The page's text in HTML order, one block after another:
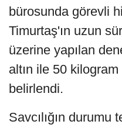
bürosunda görevli
Timurtaş'ın uzun
üzerine yapılan
altın ile 50 kilogram
belirlendi.
Savcılığın durumu